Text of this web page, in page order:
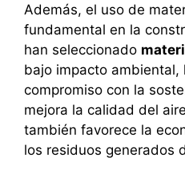
Además, el uso de
fundamental en la
han seleccionado
bajo impacto ambiental,
compromiso con la
mejora la calidad del
también favorece la
los residuos generados